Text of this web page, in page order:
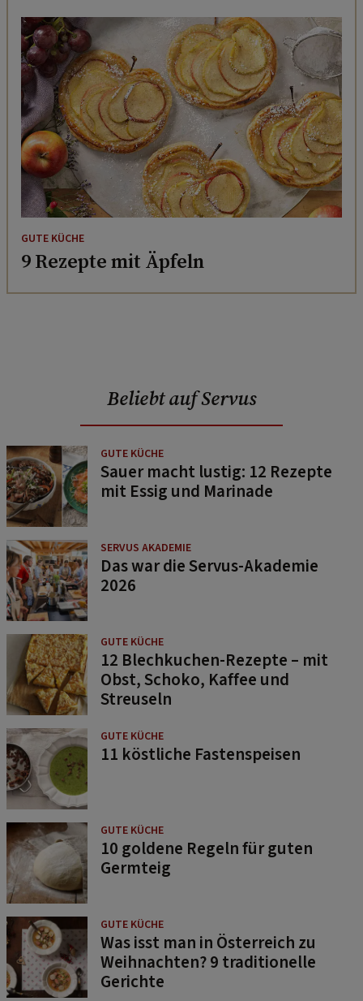
GUTE KÜCHE
9 Rezepte mit Äpfeln
Beliebt auf Servus
GUTE KÜCHE
Sauer macht lustig: 12 Rezepte
mit Essig und Marinade
SERVUS AKADEMIE
Das war die Servus-Akademie
2026
GUTE KÜCHE
12 Blechkuchen-Rezepte – mit
Obst, Schoko, Kaffee und
Streuseln
GUTE KÜCHE
11 köstliche Fastenspeisen
GUTE KÜCHE
10 goldene Regeln für guten
Germteig
GUTE KÜCHE
Was isst man in Österreich zu
Weihnachten? 9 traditionelle
Gerichte